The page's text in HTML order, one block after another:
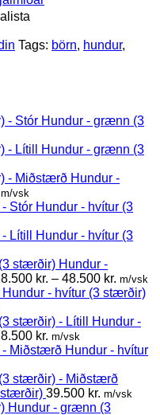
Tags: börn, hundur,
Hundur - grænn (3
Hundur - grænn (3
Hundur -
m/vsk
Hundur - hvítur (3
Hundur - hvítur (3
Hundur -
kr. – 48.500 kr. Price
range:
through
m/vsk
Hundur - hvítur (3 stærðir)
kr.
Hundur -
kr. m/vsk
Hundur - hvítur
39.500 kr. m/vsk
Hundur - grænn (3